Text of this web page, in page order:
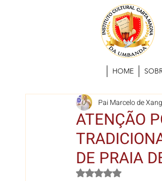
HOME
ATENÇÃO
DE PRAIA
Pai Marcelo de
Avaliado com NaN